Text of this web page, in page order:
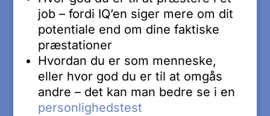
job – fordi IQ’en siger mere om dit
potentiale end om dine faktiske
præstationer
Hvordan du er som menneske,
eller hvor god du er til at omgås
andre – det kan man bedre se i en
personlighedstest